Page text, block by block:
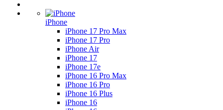
iPhone
iPhone 17 Pro Max
iPhone 17 Pro
iPhone Air
iPhone 17
iPhone 17e
iPhone 16 Pro Max
iPhone 16 Pro
iPhone 16 Plus
iPhone 16